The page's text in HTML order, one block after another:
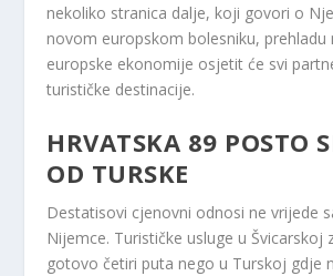
nekoliko stranica dalje, koji govori o
novom europskom bolesniku, prehladu
europske ekonomije osjetit će svi
turističke destinacije.
HRVATSKA 89 POSTO
OD TURSKE
Destatisovi cjenovni odnosi ne vrijede
Nijemce. Turističke usluge u Švicarskoj
gotovo četiri puta nego u Turskoj gdje